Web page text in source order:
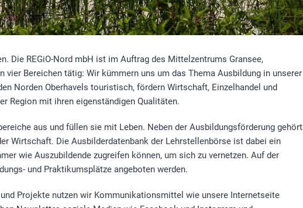
Die REGiO-Nord mbH ist im Auftrag des Mittelzentrums Gransee,
vier Bereichen tätig: Wir kümmern uns um das Thema Ausbildung in unserer
Norden Oberhavels touristisch, fördern Wirtschaft, Einzelhandel und
Region mit ihren eigenständigen Qualitäten.
aus und füllen sie mit Leben. Neben der Ausbildungsförderung gehört
Wirtschaft. Die Ausbilderdatenbank der Lehrstellenbörse ist dabei ein
wie Auszubildende zugreifen können, um sich zu vernetzen. Auf der
und Praktikumsplätze angeboten werden.
Projekte nutzen wir Kommunikationsmittel wie unsere Internetseite